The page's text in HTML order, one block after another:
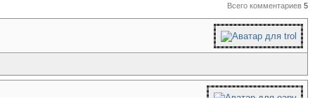
Всего комментариев 5